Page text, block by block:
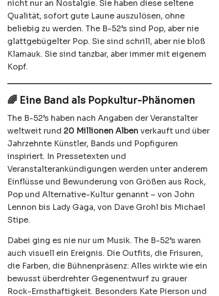
nicht nur an Nostalgie. Sie haben diese seltene
Qualität, sofort gute Laune auszulösen, ohne
beliebig zu werden. The B-52’s sind Pop, aber nie
glattgebügelter Pop. Sie sind schrill, aber nie bloß
Klamauk. Sie sind tanzbar, aber immer mit eigenem
Kopf.
🌈 Eine Band als Popkultur-Phänomen
The B-52’s haben nach Angaben der Veranstalter
weltweit rund 20 Millionen Albenverkauft und über
Jahrzehnte Künstler, Bands und Popfiguren
inspiriert. In Pressetexten und
Veranstalterankündigungen werden unter anderem
Einflüsse und Bewunderung von Größen aus Rock,
Pop und Alternative-Kultur genannt – von John
Lennon bis Lady Gaga, von Dave Grohl bis Michael
Stipe.
Dabei ging es nie nur um Musik. The B-52’s waren
auch visuell ein Ereignis. Die Outfits, die Frisuren,
die Farben, die Bühnenpräsenz: Alles wirkte wie ein
bewusst überdrehter Gegenentwurf zu grauer
Rock-Ernsthaftigkeit. Besonders Kate Pierson und